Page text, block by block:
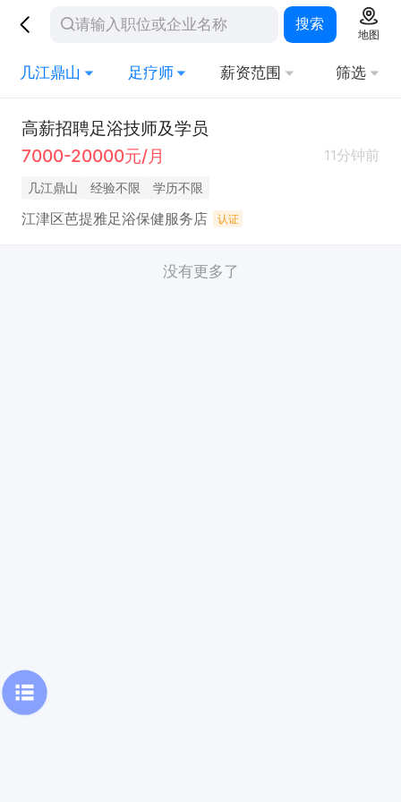
搜索
地图
几江鼎山 足疗师 薪资范围 筛选
高薪招聘足浴技师及学员
7000-20000元/月
11分钟前
几江鼎山 经验不限 学历不限
江津区芭提雅足浴保健服务店 认证
没有更多了